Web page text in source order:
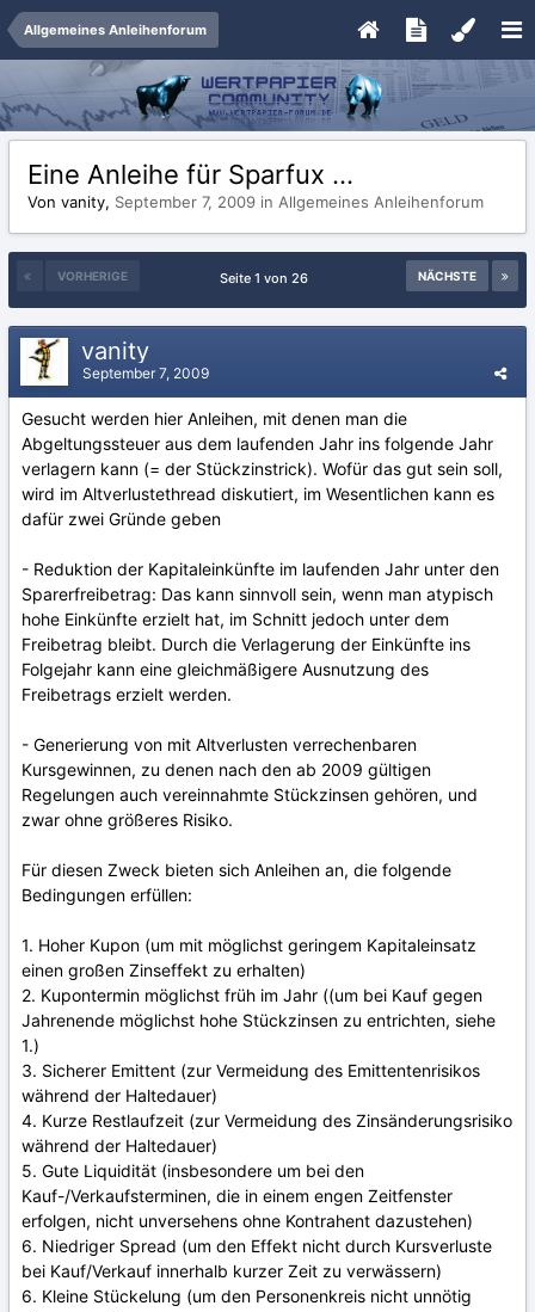
Allgemeines Anleihenforum
Eine Anleihe für Sparfux ...
Von vanity, September 7, 2009 in Allgemeines Anleihenforum
VORHERIGE NÄCHSTE
Seite 1 von 26
vanity
September 7, 2009
Gesucht werden hier Anleihen, mit denen man die
Abgeltungssteuer aus dem laufenden Jahr ins folgende Jahr
verlagern kann (= der Stückzinstrick). Wofür das gut sein soll,
wird im Altverlustethread diskutiert, im Wesentlichen kann es
dafür zwei Gründe geben
- Reduktion der Kapitaleinkünfte im laufenden Jahr unter den
Sparerfreibetrag: Das kann sinnvoll sein, wenn man atypisch
hohe Einkünfte erzielt hat, im Schnitt jedoch unter dem
Freibetrag bleibt. Durch die Verlagerung der Einkünfte ins
Folgejahr kann eine gleichmäßigere Ausnutzung des
Freibetrags erzielt werden.
- Generierung von mit Altverlusten verrechenbaren
Kursgewinnen, zu denen nach den ab 2009 gültigen
Regelungen auch vereinnahmte Stückzinsen gehören, und
zwar ohne größeres Risiko.
Für diesen Zweck bieten sich Anleihen an, die folgende
Bedingungen erfüllen:
1. Hoher Kupon (um mit möglichst geringem Kapitaleinsatz
einen großen Zinseffekt zu erhalten)
2. Kupontermin möglichst früh im Jahr ((um bei Kauf gegen
Jahrenende möglichst hohe Stückzinsen zu entrichten, siehe
1.)
3. Sicherer Emittent (zur Vermeidung des Emittentenrisikos
während der Haltedauer)
4. Kurze Restlaufzeit (zur Vermeidung des Zinsänderungsrisiko
während der Haltedauer)
5. Gute Liquidität (insbesondere um bei den
Kauf-/Verkaufsterminen, die in einem engen Zeitfenster
erfolgen, nicht unversehens ohne Kontrahent dazustehen)
6. Niedriger Spread (um den Effekt nicht durch Kursverluste
bei Kauf/Verkauf innerhalb kurzer Zeit zu verwässern)
6. Kleine Stückelung (um den Personenkreis nicht unnötig